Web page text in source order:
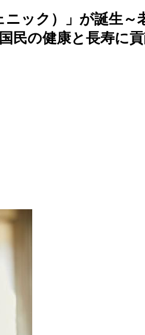
ック）」が誕生～
民の健康と長寿に貢